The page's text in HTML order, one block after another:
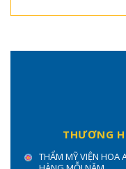
THƯƠNG
THẨM MỸ VIỆN HOA